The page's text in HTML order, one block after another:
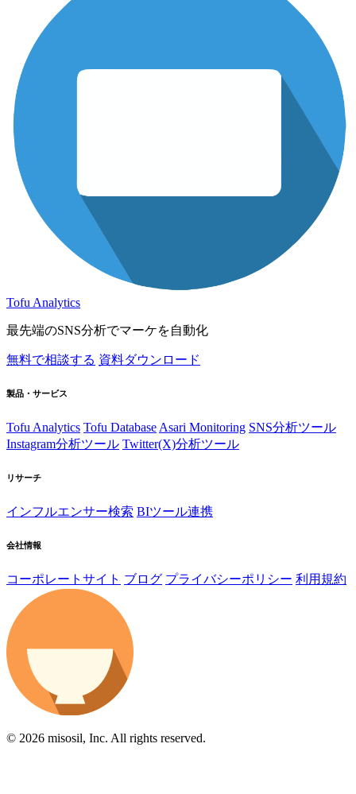
Tofu Analytics
最先端のSNS分析でマーケを自動化
無料で相談する 資料ダウンロード
製品・サービス
Tofu Analytics Tofu Database Asari Monitoring SNS分析ツール
Instagram分析ツール Twitter(X)分析ツール
リサーチ
インフルエンサー検索 BIツール連携
会社情報
コーポレートサイト ブログ プライバシーポリシー 利用規約
© 2026 misosil, Inc. All rights reserved.